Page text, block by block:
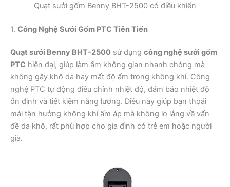
Quạt sưởi gốm Benny BHT-2500 có điều khiển
1. Công Nghệ Sưởi Gốm PTC Tiên Tiến
Quạt sưởi Benny BHT-2500 sử dụng công nghệ sưởi gốm
PTC hiện đại, giúp làm ấm không gian nhanh chóng mà
không gây khô da hay mất độ ẩm trong không khí. Công
nghệ PTC tự động điều chỉnh nhiệt độ, đảm bảo nhiệt độ
ổn định và tiết kiệm năng lượng. Điều này giúp bạn thoải
mái tận hưởng không khí ấm áp mà không lo lắng về vấn
đề da khô, rất phù hợp cho gia đình có trẻ em hoặc người
già.